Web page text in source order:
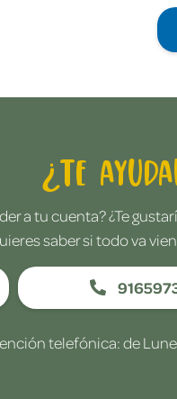
¿Te
a tu cuenta? ¿Te
saber si todo va
telefónica: de